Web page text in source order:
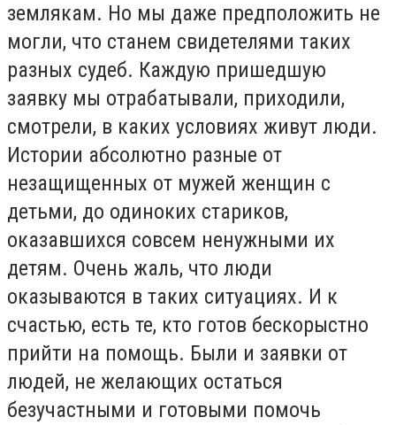
землякам. Но мы даже предположить не
могли, что станем свидетелями таких
разных судеб. Каждую пришедшую
заявку мы отрабатывали, приходили,
смотрели, в каких условиях живут люди.
Истории абсолютно разные от
незащищенных от мужей женщин с
детьми, до одиноких стариков,
оказавшихся совсем ненужными их
детям. Очень жаль, что люди
оказываются в таких ситуациях. И к
счастью, есть те, кто готов бескорыстно
прийти на помощь. Были и заявки от
людей, не желающих остаться
безучастными и готовыми помочь